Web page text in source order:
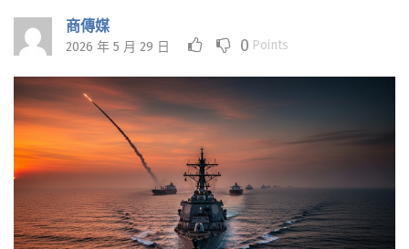
商傳媒
2026 年 5 月 29 日 0 Points